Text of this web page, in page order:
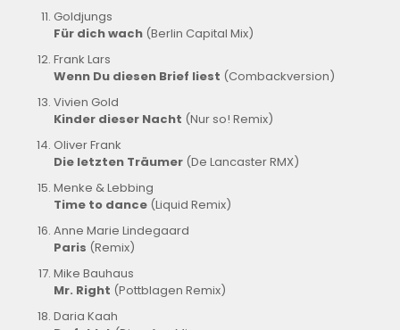
Goldjungs
Für dich wach (Berlin Capital Mix)
Frank Lars
Wenn Du diesen Brief liest (Combackversion)
Vivien Gold
Kinder dieser Nacht (Nur so! Remix)
Oliver Frank
Die letzten Träumer (De Lancaster RMX)
Menke & Lebbing
Time to dance (Liquid Remix)
Anne Marie Lindegaard
Paris (Remix)
Mike Bauhaus
Mr. Right (Pottblagen Remix)
Daria Kaah